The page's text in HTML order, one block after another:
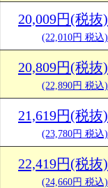
20,009円(税抜)
(22,010円 税込)
20,809円(税抜)
(22,890円 税込)
21,619円(税抜)
(23,780円 税込)
22,419円(税抜)
(24,660円 税込)